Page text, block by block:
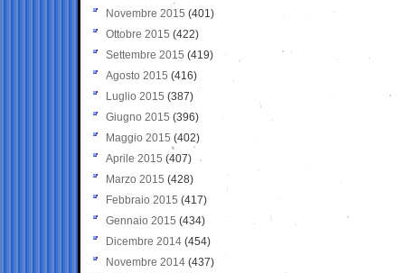
Novembre 2015 (401)
Ottobre 2015 (422)
Settembre 2015 (419)
Agosto 2015 (416)
Luglio 2015 (387)
Giugno 2015 (396)
Maggio 2015 (402)
Aprile 2015 (407)
Marzo 2015 (428)
Febbraio 2015 (417)
Gennaio 2015 (434)
Dicembre 2014 (454)
Novembre 2014 (437)